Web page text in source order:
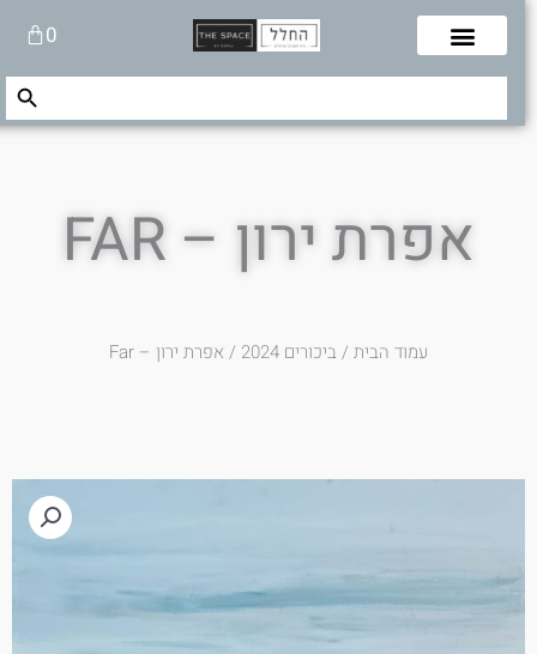
0עגלת
קניות
Search
Search Button
אפרת ירון – FAR
עמוד הבית/ביכורים 2024 / אפרת ירון – Far